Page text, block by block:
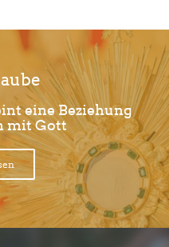
eine Beziehung
mit Gott